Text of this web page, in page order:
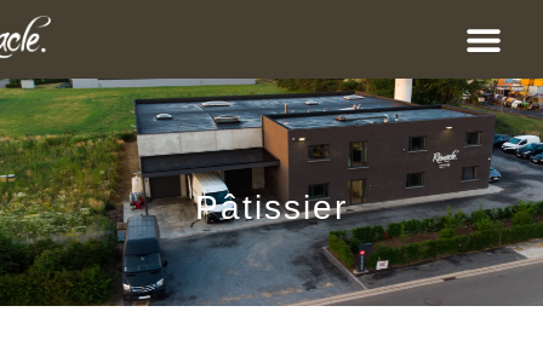
Pâtissier